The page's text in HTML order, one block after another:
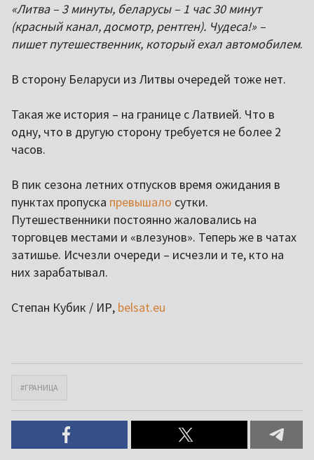
«Литва – 3 минуты, беларусы – 1 час 30 минут
(красный канал, досмотр, рентген). Чудеса!» –
пишет путешественник, который ехал автомобилем.
В сторону Беларуси из Литвы очередей тоже нет.
Такая же история – на границе с Латвией. Что в
одну, что в другую сторону требуется не более 2
часов.
В пик сезона летних отпусков время ожидания в
пунктах пропуска превышало сутки.
Путешественники постоянно жаловались на
торговцев местами и «влезунов». Теперь же в чатах
затишье. Исчезли очереди – исчезли и те, кто на
них зарабатывал.
Степан Кубик / ИР, belsat.eu
#ГРАНИЦА